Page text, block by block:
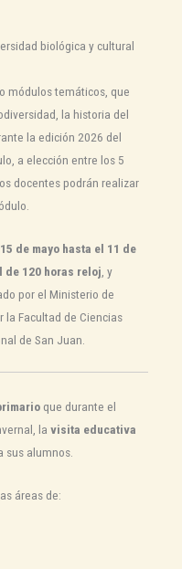
biológica y cultural
módulos temáticos, que
la historia del
la edición 2026 del
a elección entre los 5
docentes podrán realizar
de mayo hasta el 11 de
de 120 horas reloj , y
por el Ministerio de
la Facultad de Ciencias
de San Juan.
que durante el
la visita educativa
sus alumnos.
áreas de: